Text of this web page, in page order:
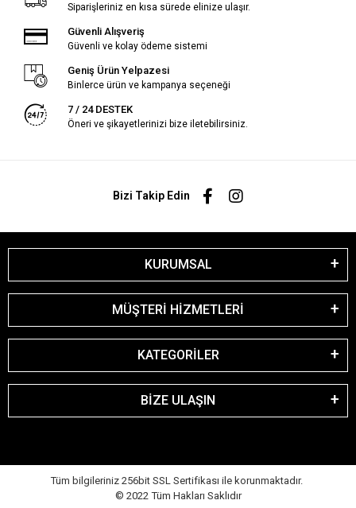
Siparişleriniz en kısa sürede elinize ulaşır.
Güvenli Alışveriş
Güvenli ve kolay ödeme sistemi
Geniş Ürün Yelpazesi
Binlerce ürün ve kampanya seçeneği
7 / 24 DESTEK
Öneri ve şikayetlerinizi bize iletebilirsiniz.
Bizi Takip Edin
KURUMSAL
MÜŞTERİ HİZMETLERİ
KATEGORİLER
BİZE ULAŞIN
Tüm bilgileriniz 256bit SSL Sertifikası ile korunmaktadır.
© 2022 Tüm Hakları Saklıdır